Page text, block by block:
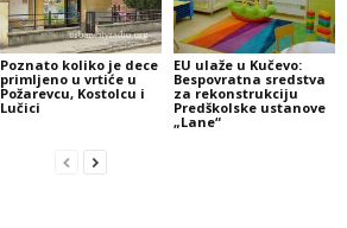
Poznato koliko je dece
primljeno u vrtiće u
Požarevcu, Kostolcu i
Lučici
EU ulaže u Kučevo:
Bespovratna sredstva
za rekonstrukciju
Predškolske ustanove
„Lane“